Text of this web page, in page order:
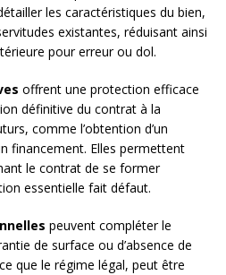
les caractéristiques du bien,
existantes, réduisant ainsi
pour erreur ou dol.
offrent une protection efficace
définitive du contrat à la
comme l’obtention d’un
financement. Elles permettent
le contrat de se former
essentielle fait défaut.
peuvent compléter le
de surface ou d’absence de
que le régime légal, peut être